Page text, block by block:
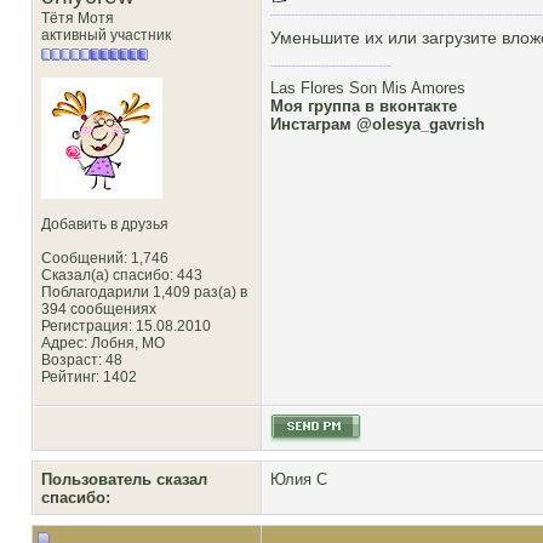
Тётя Мотя
активный участник
Добавить в друзья
Сообщений: 1,746
Сказал(а) спасибо: 443
Поблагодарили 1,409 раз(а) в
394 сообщениях
Регистрация: 15.08.2010
Адрес: Лобня, MO
Возраст: 48
Рейтинг: 1402
Уменьшите их или загрузите
Las Flores Son Mis Amores
Моя группа в вконтакте
Инстаграм @olesya_gavrish
Пользователь сказал
cпасибо:
Юлия С